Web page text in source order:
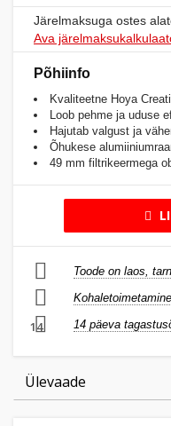
Järelmaksuga ostes
Ava
Põhiinfo
Kvaliteetne Hoya
Loob pehme ja uduse
Hajutab valgust ja
Õhukese
49 mm filtrikeermega
Toode on laos,
14 14 päeva
Ülevaade
&
hobi
Mänguasjad
Auto